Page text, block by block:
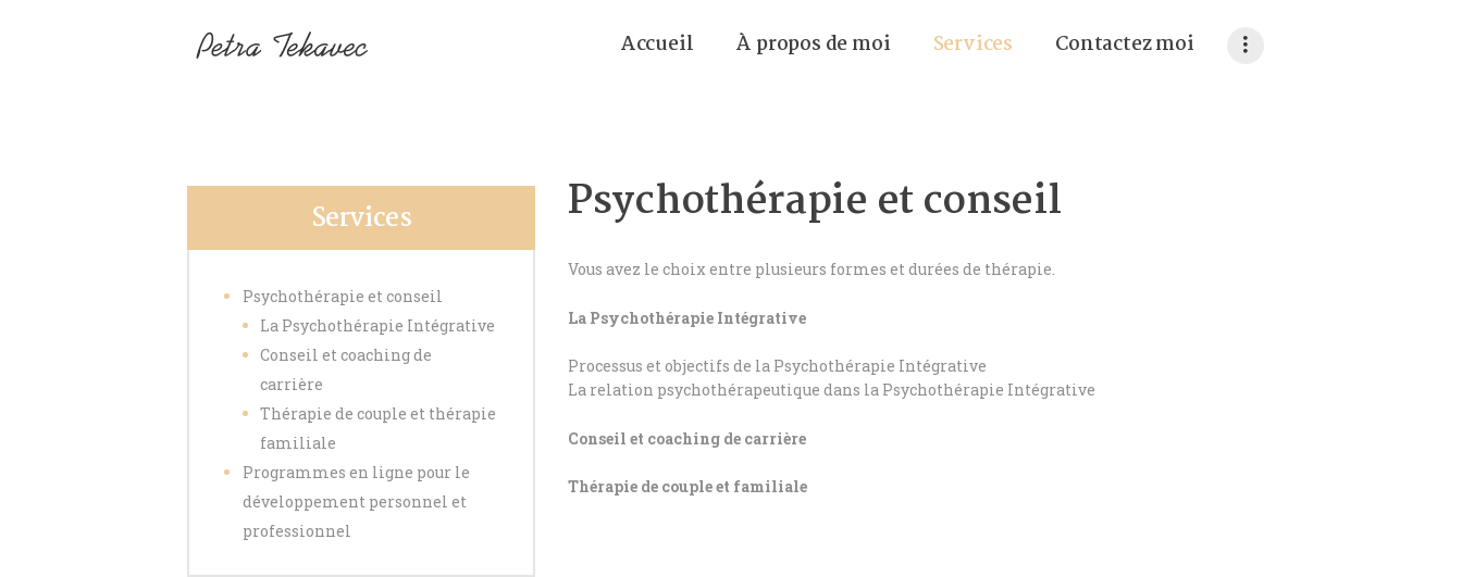
accueil à propos de moi services contactez moi
Accueil
Contactez moi
Psychothérapie et conseil
Vous avez le choix entre plusieurs formes et durées de thérapie.
La Psychothérapie Intégrative
Processus et objectifs de la Psychothérapie Intégrative
La relation psychothérapeutique dans la Psychothérapie Intégrative
Conseil et coaching de carrière
Thérapie de couple et familiale
Services
Psychothérapie et conseil
La Psychothérapie Intégrative
Conseil et coaching de
carrière
Thérapie de couple et thérapie
familiale
Programmes en ligne pour le
développement personnel et
professionnel